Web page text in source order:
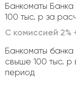
Банкоматы
100 тыс. р за
С комиссией 2%
Банкоматы
свыше 100 тыс. р
период